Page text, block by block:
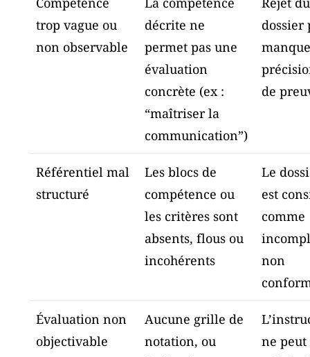
trop vague ou
non observable
décrite ne
permet pas une
évaluation
concrète (ex :
“maîtriser la
communication”)
dossier
de
Référentiel mal
structuré
Les blocs de
compétence ou
les critères sont
absents, flous ou
incohérents
Le
est
comme
non
Évaluation non
objectivable
Aucune grille de
notation, ou
ne peut